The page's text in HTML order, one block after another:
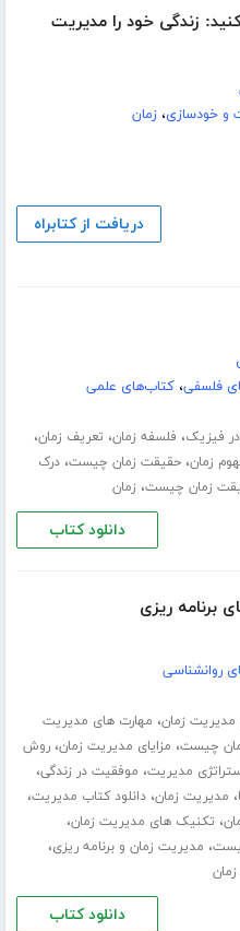
زندگی خود را مدیریت
و خودسازی،زمان
دریافت از کتابراه
فلسفی،کتاب‌های علمی
فیزیک، فلسفه زمان، تعریف زمان،
زمان،حقیقت زمان چیست،درک
زمان چیست، زمان
دانلود کتاب
برنامه ریزی
روانشناسی
مدیریت زمان، مهارت های مدیریت
چیست، مزایای مدیریت زمان،روش
مدیریت، موفقیت در زندگی،
، مدیریت زمان،دانلود کتاب مدیریت،
، تکنیک های مدیریت زمان،
، مدیریت زمان و برنامه ریزی،
دانلود کتاب